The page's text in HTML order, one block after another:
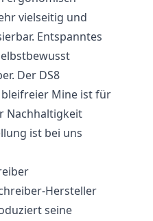
vielseitig und
Entspanntes
Der DS8
Mine ist für
Nachhaltigkeit
ist bei uns
Hersteller
seine